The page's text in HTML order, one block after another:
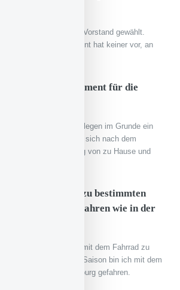
eineinhalb Jahre als Vorstand gewählt.
die Mitglieder. Im Moment hat keiner vor, an
zeitliches Engagement für die
wie für meine Kollegen im Grunde ein
und Privatleben richten sich nach dem
habe ich Unterstützung von zu Hause und
der neuen Saison zu bestimmten
mit dem Fahrrad fahren wie in der
her passt, fahre ich mit dem Fahrrad zu
In der letzten Saison bin ich mit dem
München und Augsburg gefahren.